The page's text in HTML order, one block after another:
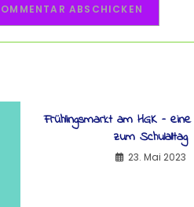
Frühlingsmarkt am HGK –
zum Schulalltag
23. Mai 2023